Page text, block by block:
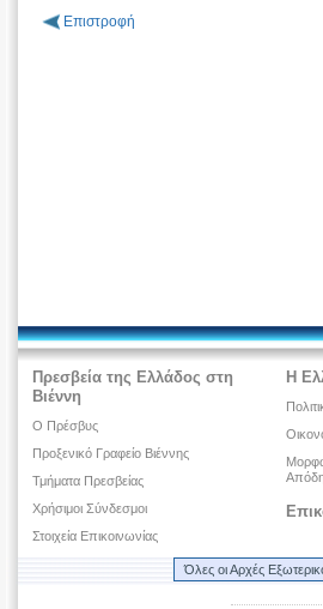
Επιστροφή
Πρεσβεία της Ελλάδος στη
Βιέννη
O Πρέσβυς
Προξενικό Γραφείο Βιέννης
Τμήματα Πρεσβείας
Χρήσιμοι Σύνδεσμοι
Στοιχεία Επικοινωνίας
Η
Όλες οι Αρχές